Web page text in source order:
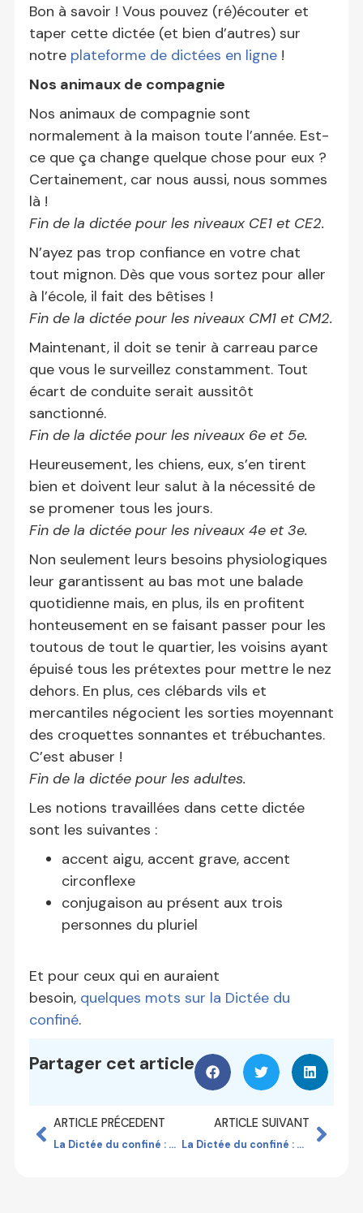
Bon à savoir ! Vous pouvez (ré)écouter et
taper cette dictée (et bien d’autres) sur
notre plateforme de dictées en ligne !
Nos animaux de compagnie
Nos animaux de compagnie sont
normalement à la maison toute l’année. Est-
ce que ça change quelque chose pour eux ?
Certainement, car nous aussi, nous sommes
là !
Fin de la dictée pour les niveaux CE1 et CE2.
N’ayez pas trop confiance en votre chat
tout mignon. Dès que vous sortez pour aller
à l’école, il fait des bêtises !
Fin de la dictée pour les niveaux CM1 et CM2.
Maintenant, il doit se tenir à carreau parce
que vous le surveillez constamment. Tout
écart de conduite serait aussitôt
sanctionné.
Fin de la dictée pour les niveaux 6e et 5e.
Heureusement, les chiens, eux, s’en tirent
bien et doivent leur salut à la nécessité de
se promener tous les jours.
Fin de la dictée pour les niveaux 4e et 3e.
Non seulement leurs besoins physiologiques
leur garantissent au bas mot une balade
quotidienne mais, en plus, ils en profitent
honteusement en se faisant passer pour les
toutous de tout le quartier, les voisins ayant
épuisé tous les prétextes pour mettre le nez
dehors. En plus, ces clébards vils et
mercantiles négocient les sorties moyennant
des croquettes sonnantes et trébuchantes.
C’est abuser !
Fin de la dictée pour les adultes.
Les notions travaillées dans cette dictée
sont les suivantes :
accent aigu, accent grave, accent
circonflexe
conjugaison au présent aux trois
personnes du pluriel
Et pour ceux qui en auraient
besoin, quelques mots sur la Dictée du
confiné.
Partager cet article
ARTICLE PRÉCEDENT
La Dictée du confiné : épisode 15
ARTICLE SUIVANT
La Dictée du confiné : épisode 17